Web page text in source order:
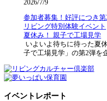
2026/7/9
参加者募集！好評につき第
リビング特別体験イベント
夏休み！ 親子で工場見学
いよいよ待ちに待った夏
子で工場見学」の第2弾を
イベントレポート